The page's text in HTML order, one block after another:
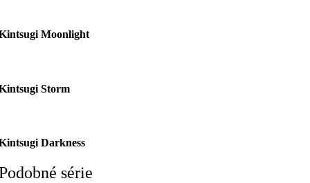
Moonlight
Storm
Darkness
série